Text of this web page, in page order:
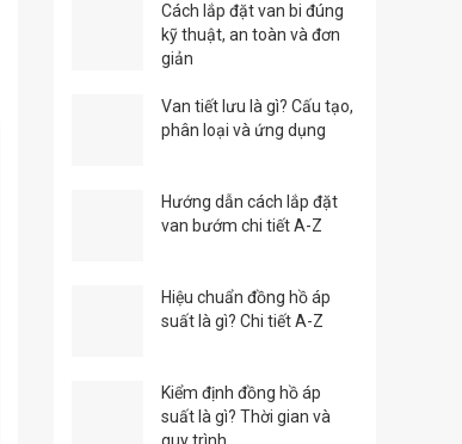
Cách lắp đặt van bi đúng
kỹ thuật, an toàn và đơn
giản
Van tiết lưu là gì? Cấu tạo,
phân loại và ứng dụng
Hướng dẫn cách lắp đặt
van bướm chi tiết A-Z
Hiệu chuẩn đồng hồ áp
suất là gì? Chi tiết A-Z
Kiểm định đồng hồ áp
suất là gì? Thời gian và